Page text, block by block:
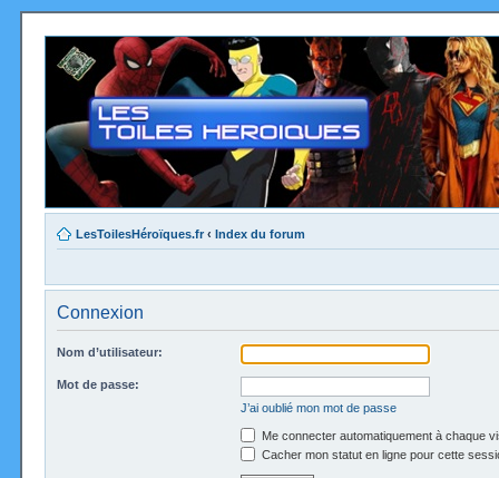
LesToilesHéroïques.fr ‹ Index du forum
Connexion
Nom d’utilisateur:
Mot de passe:
J’ai oublié mon mot de passe
Me connecter automatiquement à chaque
Cacher mon statut en ligne pour cette